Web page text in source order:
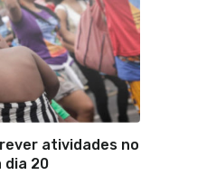
atividades no
dia 20